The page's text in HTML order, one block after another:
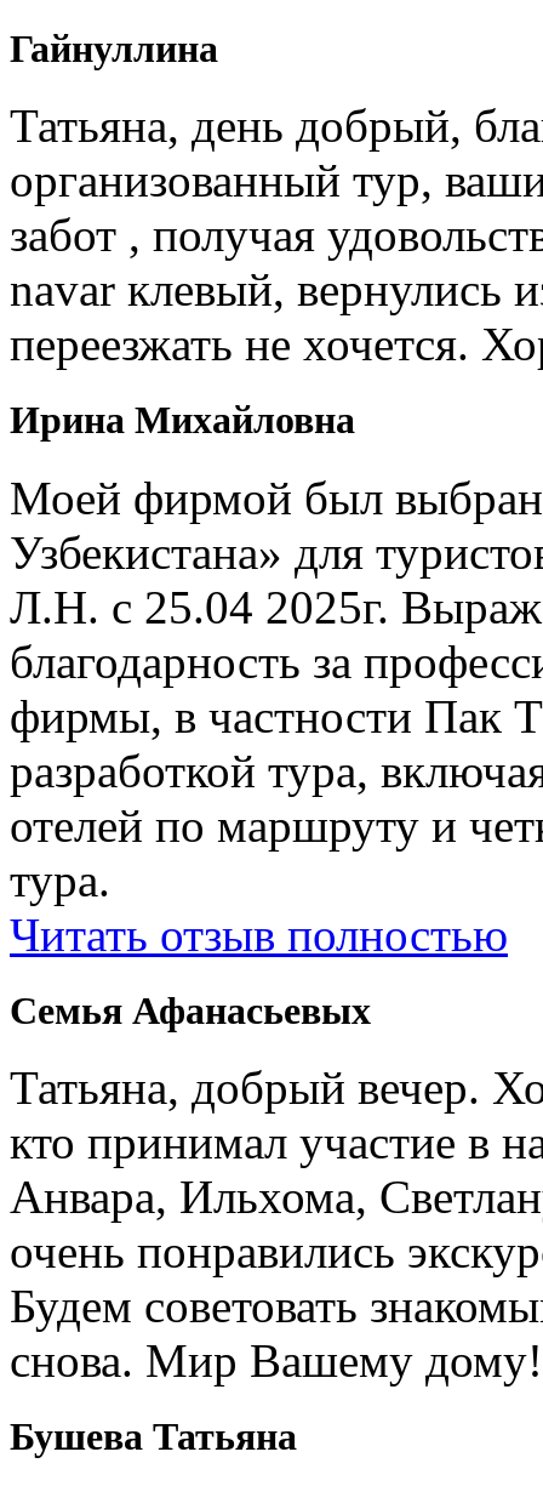
Гайнуллина
Татьяна, день добрый,
организованный тур,
забот , получая
navar клевый, вернулись
переезжать не хочется.
Ирина Михайловна
Моей фирмой был выбран
Узбекистана» для
Л.Н. с 25.04 2025г.
благодарность за
фирмы, в частности Пак
разработкой тура,
отелей по маршруту и
тура.
Читать отзыв полностью
Семья Афанасьевых
Татьяна, добрый вечер.
кто принимал участие в
Анвара, Ильхома,
очень понравились
Будем советовать
снова. Мир Вашему дому!
Бушева Татьяна